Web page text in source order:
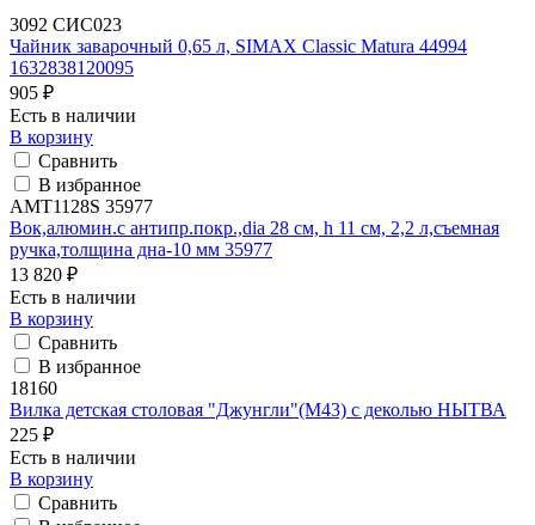
3092 СИС023
Чайник заварочный 0,65 л, SIMAX Classic Matura 44994
1632838120095
905 ₽
Есть в наличии
В корзину
Сравнить
В избранное
AMT1128S 35977
Вок,алюмин.с антипр.покр.,dia 28 см, h 11 см, 2,2 л,съемная
ручка,толщина дна-10 мм 35977
13 820 ₽
Есть в наличии
В корзину
Сравнить
В избранное
18160
Вилка детская столовая "Джунгли"(М43) с деколью НЫТВА
225 ₽
Есть в наличии
В корзину
Сравнить